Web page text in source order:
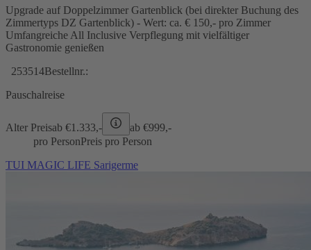
Upgrade auf Doppelzimmer Gartenblick (bei direkter Buchung des
Zimmertyps DZ Gartenblick) - Wert: ca. € 150,- pro Zimmer
Umfangreiche All Inclusive Verpflegung mit vielfältiger
Gastronomie genießen
253514Bestellnr.:
Pauschalreise
Alter Preisab €1.333,- ab €999,-
pro PersonPreis pro Person
TUI MAGIC LIFE Sarigerme